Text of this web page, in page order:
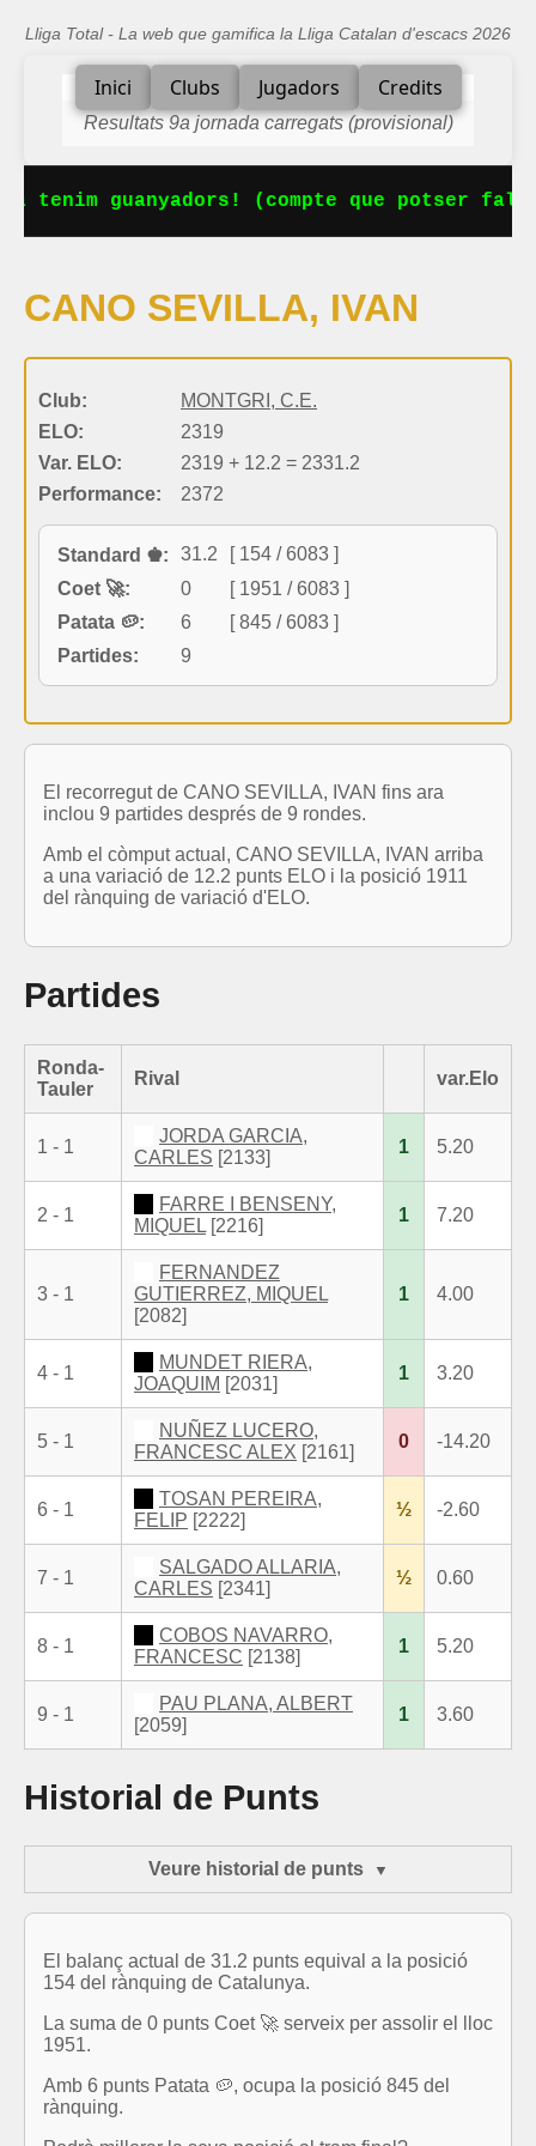
Lliga Total - La web que gamifica la Lliga Catalan d'escacs 2026
Inici Clubs Jugadors Credits
Resultats 9a jornada carregats (provisional)
tenim guanyadors! (compte que potser
CANO SEVILLA, IVAN
Club:
MONTGRI, C.E.
ELO:
2319
Var. ELO:
2319 + 12.2 = 2331.2
Performance:
2372
Standard ♚: 31.2
[ 154 / 6083 ]
Coet 🚀:
0
[ 1951 / 6083 ]
Patata 🥔:
6
[ 845 / 6083 ]
Partides:
9
El recorregut de CANO SEVILLA, IVAN fins ara
inclou 9 partides després de 9 rondes.
Amb el còmput actual, CANO SEVILLA, IVAN arriba
a una variació de 12.2 punts ELO i la posició 1911
del rànquing de variació d'ELO.
Partides
Ronda-
Tauler
Rival var.Elo
1 - 1
JORDA GARCIA,
CARLES [2133]
1 5.20
2 - 1
FARRE I BENSENY,
MIQUEL [2216]
1 7.20
3 - 1
FERNANDEZ
GUTIERREZ, MIQUEL
[2082]
1 4.00
4 - 1
MUNDET RIERA,
JOAQUIM [2031]
1 3.20
5 - 1
NUÑEZ LUCERO,
FRANCESC ALEX [2161]
0 -14.20
6 - 1
TOSAN PEREIRA,
FELIP [2222]
½ -2.60
7 - 1
SALGADO ALLARIA,
CARLES [2341]
½ 0.60
8 - 1
COBOS NAVARRO,
FRANCESC [2138]
1 5.20
9 - 1
PAU PLANA, ALBERT
[2059]
1 3.60
Historial de Punts
Veure historial de punts
El balanç actual de 31.2 punts equival a la posició
154 del rànquing de Catalunya.
La suma de 0 punts Coet 🚀 serveix per assolir el lloc
1951.
Amb 6 punts Patata 🥔, ocupa la posició 845 del
rànquing.